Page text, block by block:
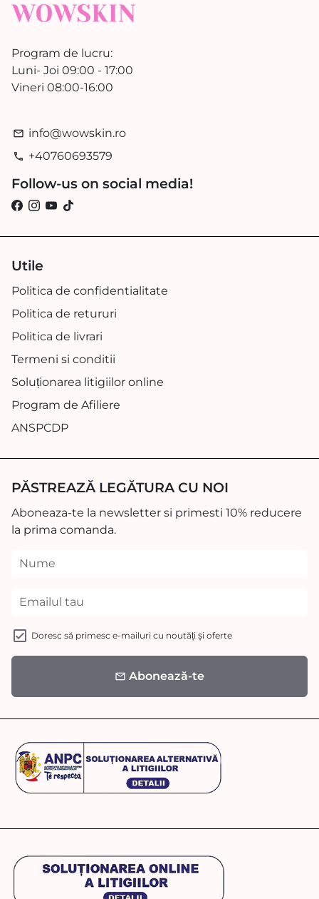
Program de lucru:
Luni- Joi 09:00 - 17:00
Vineri 08:00-16:00
email info@wowskin.ro
phone +40760693579
Follow-us on social media!
Utile
Politica de confidentialitate
Politica de retururi
Politica de livrari
Termeni si conditii
Soluționarea litigiilor online
Program de Afiliere
ANSPCDP
PĂSTREAZĂ LEGĂTURA CU NOI
Aboneaza-te la newsletter si primesti 10% reducere
la prima comanda.
Doresc să primesc e-mailuri cu noutăți și oferte
email Abonează-te